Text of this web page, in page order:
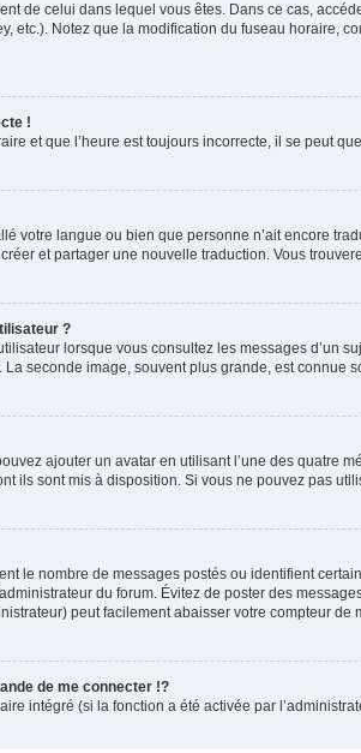
de celui dans lequel vous êtes. Dans ce cas,
etc.). Notez que la modification du fuseau horaire,
!
et que l’heure est toujours incorrecte, il se peut
votre langue ou bien que personne n’ait encore
et partager une nouvelle traduction. Vous
?
lorsque vous consultez les messages d’un
seconde image, souvent plus grande, est connue
ajouter un avatar en utilisant l’une des quatre
ils sont mis à disposition. Si vous ne pouvez pas
le nombre de messages postés ou identifient
du forum. Évitez de poster des
peut facilement abaisser votre compteur de
de me connecter !?
intégré (si la fonction a été activée par